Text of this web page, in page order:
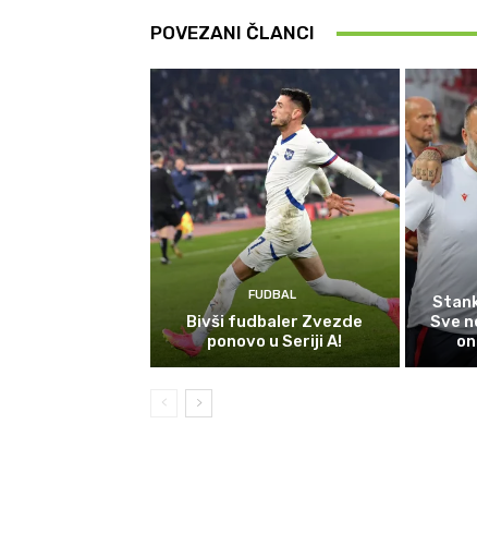
POVEZANI ČLANCI
FUDBAL
Bivši fudbaler Zvezde
ponovo u Seriji A!
Sve